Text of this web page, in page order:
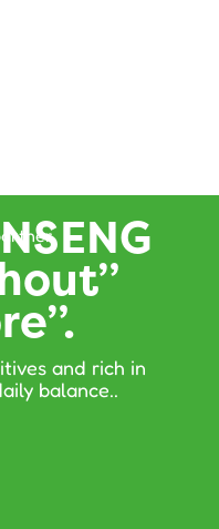
and rich in
balance..